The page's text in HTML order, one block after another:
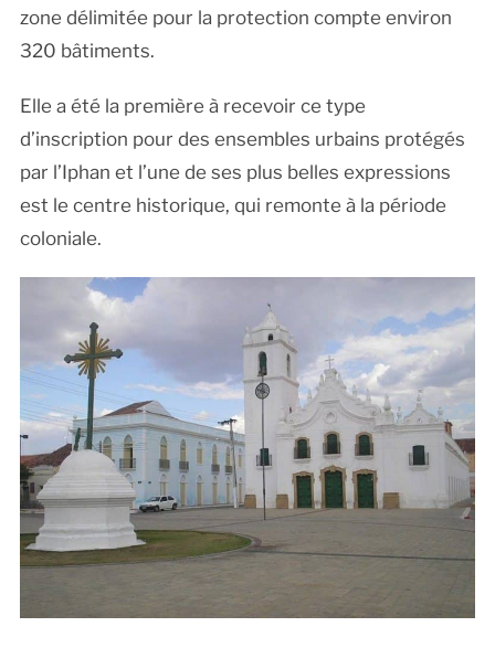
zone délimitée pour la protection compte environ
320 bâtiments.
Elle a été la première à recevoir ce type
d’inscription pour des ensembles urbains protégés
par l’Iphan et l’une de ses plus belles expressions
est le centre historique, qui remonte à la période
coloniale.